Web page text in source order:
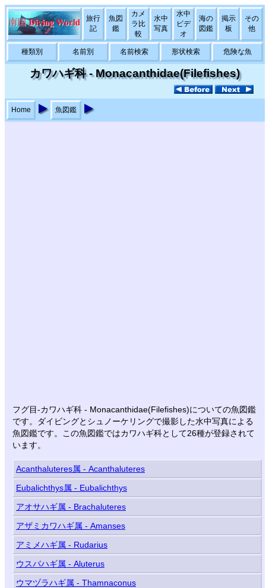
旅行
記
魚図
鑑
カメ
ラ比
較
水中
写真
水中
ビデ
オ
海の
図鑑
掲示
板
その
他
種類別 名前別 名前検索 形状検索 危険な魚
カワハギ科 - Monacanthidae(Filefishes)
Home 魚図鑑
フグ目-カワハギ科 - Monacanthidae(Filefishes)についての魚図鑑
です。ダイビングとシュノーケリングで撮影した水中写真による
魚図鑑です。この魚図鑑ではカワハギ科として26種が登録されて
います。
Acanthaluteres属 - Acanthaluteres
Eubalichthys属 - Eubalichthys
アオサハギ属 - Brachaluteres
アザミカワハギ属 - Amanses
アミメハギ属 - Rudarius
ウスバハギ属 - Aluterus
ウマヅラハギ属 - Thamnaconus